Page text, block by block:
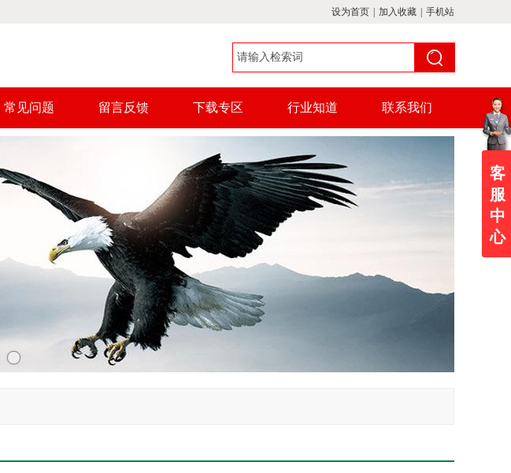
设为首页 加入收藏 手机站
常见问题 留言反馈 下载专区 行业知道 联系我们
客
服
中
心